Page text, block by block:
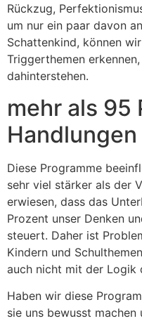
Rückzug,
um nur ein paar davon
Schattenkind, können
Triggerthemen
dahinterstehen.
mehr als 95
Diese Programme
sehr viel stärker als der
erwiesen, dass das
Prozent unser Denken
steuert. Daher ist
Kindern und
auch nicht mit der Logik
Haben wir diese
sie uns bewusst